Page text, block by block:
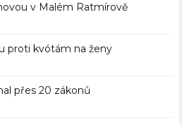
v Malém Ratmírově
proti kvótám na ženy
přes 20 zákonů